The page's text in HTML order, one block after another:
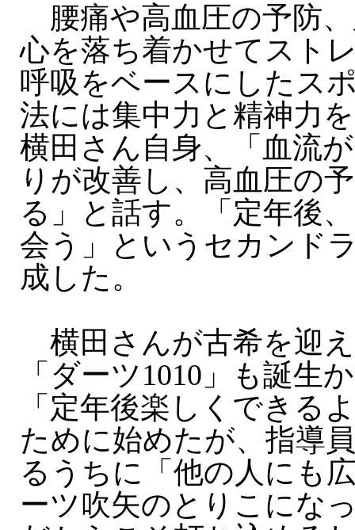
腰痛や高血圧の予防
心を落ち着かせてスト
呼吸をベースにしたス
法には集中力と精神力
横田さん自身、「血流
りが改善し、高血圧の
る」と話す。「定年後
会う」というセカンド
成した。
横田さんが古希を迎
「ダーツ1010」も誕生
「定年後楽しくできる
ために始めたが、指導
るうちに「他の人にも
ーツ吹矢のとりこにな